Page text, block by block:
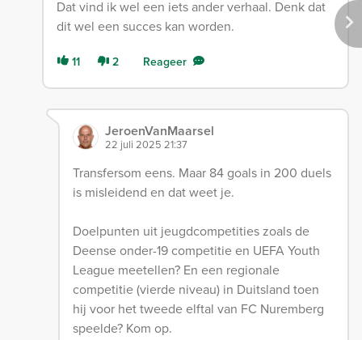
Dat vind ik wel een iets ander verhaal. Denk dat
dit wel een succes kan worden.
11 2 Reageer
JeroenVanMaarsel
22 juli 2025 21:37
Transfersom eens. Maar 84 goals in 200 duels
is misleidend en dat weet je.
Doelpunten uit jeugdcompetities zoals de
Deense onder-19 competitie en UEFA Youth
League meetellen? En een regionale
competitie (vierde niveau) in Duitsland toen
hij voor het tweede elftal van FC Nuremberg
speelde? Kom op.